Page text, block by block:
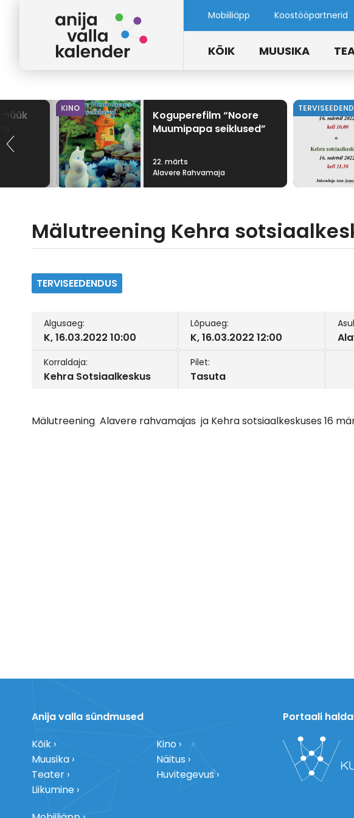
Mobiiliäpp Koostööpartnerid
KÕIK MUUSIKA
KINO
Koguperefilm “Noore
Muumipapa seiklused”
22. märts
Alavere Rahvamaja
Mälutreening Kehra
TERVISEEDENDUS
Algusaeg:
K, 16.03.2022 10:00
Lõpuaeg:
K, 16.03.2022 12:00
Korraldaja:
Kehra Sotsiaalkeskus
Pilet:
Tasuta
Mälutreening Alavere rahvamajas ja Kehra sotsiaalkeskuses 16
Anija valla sündmused
Kõik
Muusika
Teater
Liikumine
Kino
Näitus
Huvitegevus
Portaali